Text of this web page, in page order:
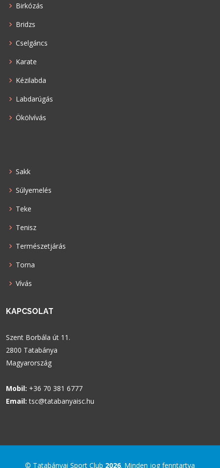
Birkózás
Bridzs
Cselgáncs
Karate
Kézilabda
Labdarúgás
Ökölvívás
Sakk
Súlyemelés
Teke
Tenisz
Természetjárás
Torna
Vívás
KAPCSOLAT
Szent Borbála út 11.
2800 Tatabánya
Magyarország
Mobil: +36 70 381 6777
Email: tsc@tatabanyaisc.hu
© Tatabányai Sport Club 2026. Minden jog fenntartva